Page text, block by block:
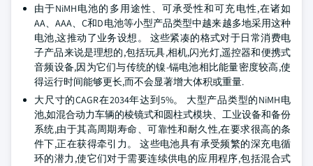
由于NiMH电池的多用途性、可承受性和可充电性,在诸如
AA、AAA、C和D电池等小型产品类型中越来越多地采用这种
电池,这推动了业务设想。 这些紧凑的格式对于日常消费电
子产品来说是理想的,包括玩具,相机,闪光灯,遥控器和便携式
音频设备,因为它们与传统的镍-镉电池相比能量密度较高,使
得运行时间能够更长,而不会显著增大体积或重量.
大尺寸的CAGR在2034年达到5%。 大型产品类型的NiMH电
池,如混合动力车辆的棱镜式和圆柱式模块、工业设备和备份
系统,由于其高周期寿命、可靠性和耐久性,在要求很高的条
件下,正在获得牵引力。 这些电池具有承受频繁的深充电循
环的潜力,使它们对于需要连续供电的应用程序,包括混合式